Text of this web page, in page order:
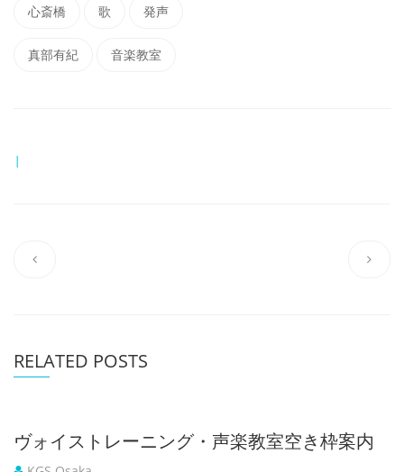
心斎橋 歌 発声
真部有紀 音楽教室
|
RELATED POSTS
ヴォイストレーニング・声楽教室空き枠案内